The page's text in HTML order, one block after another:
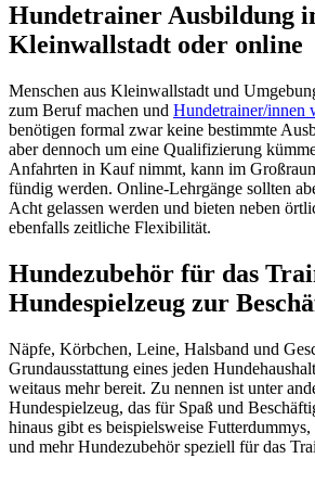
Hundetrainer Ausbildung
Kleinwallstadt oder online
Menschen aus Kleinwallstadt und
zum Beruf machen und Hundetrainer/innen
benötigen formal zwar keine bestimmte
aber dennoch um eine Qualifizierung
Anfahrten in Kauf nimmt, kann im
fündig werden. Online-Lehrgänge sollten
Acht gelassen werden und bieten neben
ebenfalls zeitliche Flexibilität.
Hundezubehör für das
Hundespielzeug zur
Näpfe, Körbchen, Leine, Halsband und
Grundausstattung eines jeden
weitaus mehr bereit. Zu nennen ist unter
Hundespielzeug, das für Spaß und
hinaus gibt es beispielsweise
und mehr Hundezubehör speziell für das